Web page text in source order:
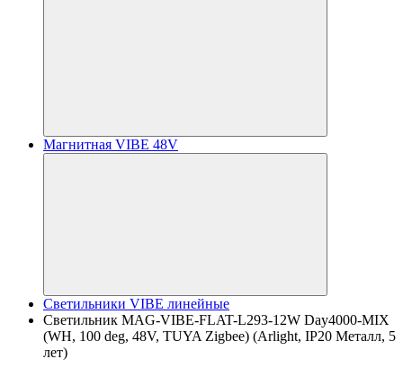
Магнитная VIBE 48V
Светильники VIBE линейные
Светильник MAG-VIBE-FLAT-L293-12W Day4000-MIX
(WH, 100 deg, 48V, TUYA Zigbee) (Arlight, IP20 Металл, 5
лет)